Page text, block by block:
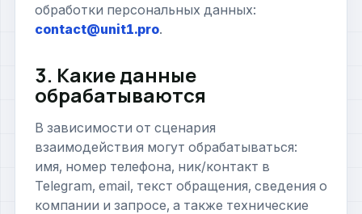
обработки персональных данных:
contact@unit1.pro.
3. Какие данные
обрабатываются
В зависимости от сценария
взаимодействия могут обрабатываться:
имя, номер телефона, ник/контакт в
Telegram, email, текст обращения, сведения о
компании и запросе, а также технические